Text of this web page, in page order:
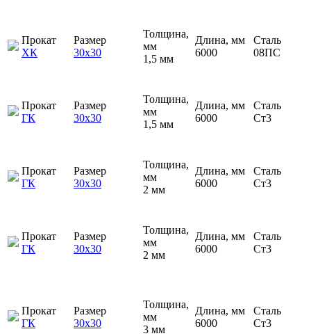
Прокат
ХК
Размер
30х30
Толщина,
мм
1,5 мм
Длина, мм
6000
Сталь
08ПС
Прокат
ГК
Размер
30х30
Толщина,
мм
1,5 мм
Длина, мм
6000
Сталь
Ст3
Прокат
ГК
Размер
30х30
Толщина,
мм
2 мм
Длина, мм
6000
Сталь
Ст3
Прокат
ГК
Размер
30х30
Толщина,
мм
2 мм
Длина, мм
6000
Сталь
Ст3
Прокат
ГК
Размер
30х30
Толщина,
мм
3 мм
Длина, мм
6000
Сталь
Ст3